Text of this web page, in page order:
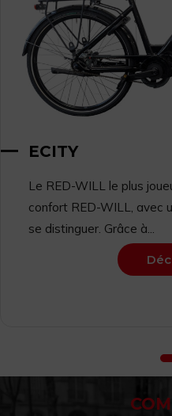
ECITY
Le RED-WILL le plus
confort RED-WILL, avec
se distinguer. Grâce à...